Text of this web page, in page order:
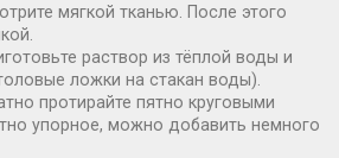
мягкой тканью. После этого
раствор из тёплой воды и
ложки на стакан воды).
протирайте пятно круговыми
упорное, можно добавить немного